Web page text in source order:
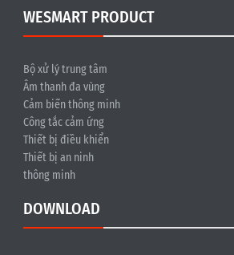
WESMART PRODUCT
Bộ xử lý trung tâm
Âm thanh đa vùng
Cảm biến thông minh
Công tắc cảm ứng
Thiết bị điều khiển
Thiết bị an ninh
thông minh
DOWNLOAD